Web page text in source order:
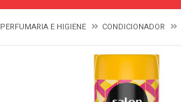
PERFUMARIA E HIGIENE CONDICIONADOR